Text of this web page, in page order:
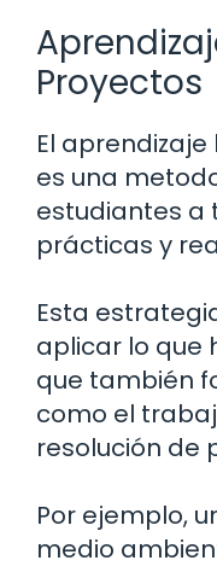
Proyectos
El
es una
estudiantes a
prácticas y
Esta
aplicar lo que
que también
como el
resolución de
Por ejemplo,
medio